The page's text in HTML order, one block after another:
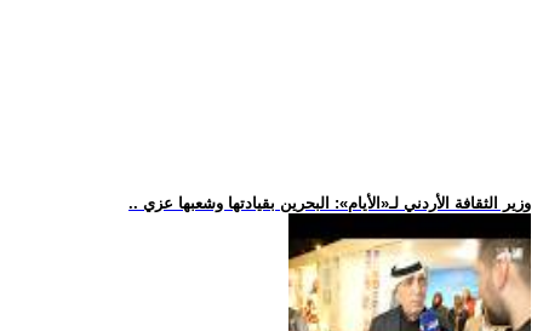
.. وزير الثقافة الأردني لـ«الأيام»: البحرين بقيادتها وشعبها عزي